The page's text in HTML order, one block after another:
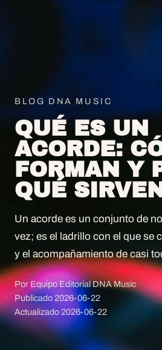
BLOG DNA MUSIC
QUÉ ES UN
ACORDE:
FORMAN Y
QUÉ
Un acorde es un conjunto de
vez; es el ladrillo con el que se
y el acompañamiento de casi
Por Equipo Editorial DNA Music
Publicado 2026-06-22
Actualizado 2026-06-22